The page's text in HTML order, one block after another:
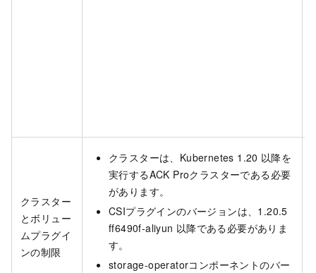
クラスター
とボリュー
ムプラグイ
ンの制限
クラスターは、Kubernetes 1.20 以降を
実行するACK Proクラスターである必要
があります。
CSIプラグインのバージョンは、1.20.5
ff6490f-aliyun 以降である必要がありま
す。
storage-operatorコンポーネントのバー